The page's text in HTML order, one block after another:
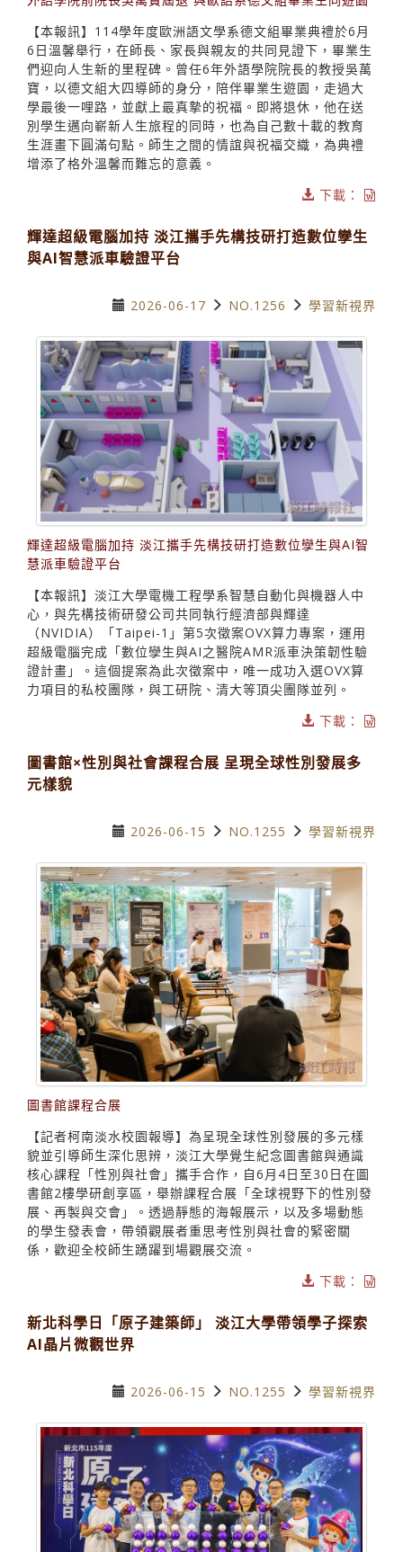
【本報訊】114學年度歐洲語文學系德文組畢業典禮於6月
6日溫馨舉行，在師長、家長與親友的共同見證下，畢業生
們迎向人生新的里程碑。曾任6年外語學院院長的教授吳萬
寶，以德文組大四導師的身分，陪伴畢業生遊園，走過大
學最後一哩路，並獻上最真摯的祝福。即將退休，他在送
別學生邁向嶄新人生旅程的同時，也為自己數十載的教育
生涯畫下圓滿句點。師生之間的情誼與祝福交織，為典禮
增添了格外溫馨而難忘的意義。
下載：
輝達超級電腦加持 淡江攜手先構技研打造數位孿生
與AI智慧派車驗證平台
2026-06-17 NO.1256 學習新視界
輝達超級電腦加持 淡江攜手先構技研打造數位孿生與AI智
慧派車驗證平台
【本報訊】淡江大學電機工程學系智慧自動化與機器人中
心，與先構技術研發公司共同執行經濟部與輝達
（NVIDIA）「Taipei-1」第5次徵案OVX算力專案，運用
超級電腦完成「數位孿生與AI之醫院AMR派車決策韌性驗
證計畫」。這個提案為此次徵案中，唯一成功入選OVX算
力項目的私校團隊，與工研院、清大等頂尖團隊並列。
下載：
圖書館×性別與社會課程合展 呈現全球性別發展多
元樣貌
2026-06-15 NO.1255 學習新視界
圖書館課程合展
【記者柯南淡水校園報導】為呈現全球性別發展的多元樣
貌並引導師生深化思辨，淡江大學覺生紀念圖書館與通識
核心課程「性別與社會」攜手合作，自6月4日至30日在圖
書館2樓學研創享區，舉辦課程合展「全球視野下的性別發
展、再製與交會」。透過靜態的海報展示，以及多場動態
的學生發表會，帶領觀展者重思考性別與社會的緊密關
係，歡迎全校師生踴躍到場觀展交流。
下載：
新北科學日「原子建築師」 淡江大學帶領學子探索
AI晶片微觀世界
2026-06-15 NO.1255 學習新視界